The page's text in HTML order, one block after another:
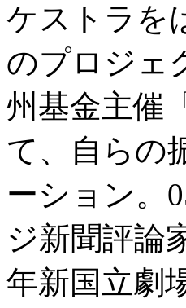
ケストラを
のプロジェ
州基金主催
て、自らの
ーション。
ジ新聞評論
年新国立劇